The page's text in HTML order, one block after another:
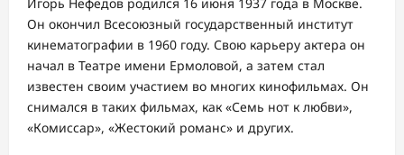
Он окончил Всесоюзный государственный институт
кинематографии в 1960 году. Свою карьеру актера он
начал в Театре имени Ермоловой, а затем стал
известен своим участием во многих кинофильмах. Он
снимался в таких фильмах, как «Семь нот к любви»,
«Комиссар», «Жестокий романс» и других.